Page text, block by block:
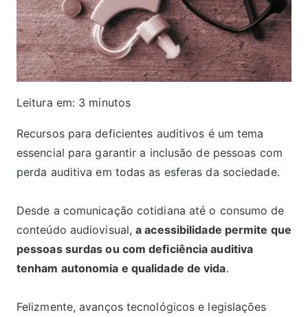
Leitura em: 3 minutos
Recursos para deficientes auditivos é um tema
essencial para garantir a inclusão de pessoas com
perda auditiva em todas as esferas da sociedade.
Desde a comunicação cotidiana até o consumo de
conteúdo audiovisual,a acessibilidade permite que
pessoas surdas ou com deficiência auditiva
tenham autonomia e qualidade de vida.
Felizmente, avanços tecnológicos e legislações